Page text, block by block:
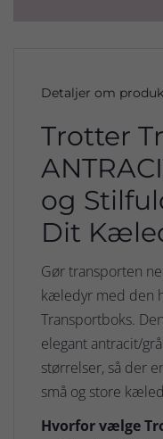
Detaljer om
Trotter
og
Dit
Gør transporten
kæledyr med den
Transportboks.
elegant antracit/
størrelser, så der
små og store
Hvorfor vælge